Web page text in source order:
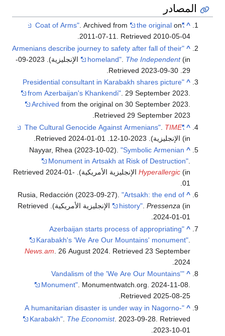
المصادر
^
"Coat of Arms"
. Archived from the original on
2011-07-11. Retrieved2010-05-04
.
^
"Armenians describe journey to safety after fall of their
homeland" The Independent
(in الإنجليزية). 2023-09-
29
2023-09-30
^
"Presidential consultant in Karabakh shares picture
from Azerbaijan's Khankendi". 29 September 2023.
Archived from the original on 30 September 2023.
Retrieved29 September 2023
.
^
"The Cultural Genocide Against Armenians"
TIME
(in الإنجليزية). 2023-10-12
2024-01-01
^
Nayyar, Rhea (2023-10-02)."Symbolic Armenian
Monument in Artsakh at Risk of Destruction"
Hyperallergic (in الإنجليزية الأمريكية) . Retrieved
2024-01-
01
.
^
Rusia, Redacción (2023-09-27)."Artsakh: the end of
history".Pressenza (in الإنجليزية الأمريكية)
. Retrieved
2024-01-01
.
^
"Azerbaijan starts process of appropriating
Karabakh's 'We Are Our Mountains' monument"
News.am . 26 August 2024 . Retrieved 23 September
2024
^
"Vandalism of the 'We Are Our Mountains'
Monument" . Monumentwatch.org. 2024-11-08
Retrieved 2025-08-25
^
"A humanitarian disaster is under way in Nagorno-
Karabakh" The Economist. 2023-09-28 . Retrieved
2023-10-01